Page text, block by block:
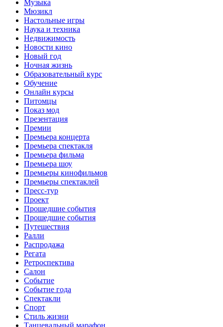
Музыка
Мюзикл
Настольные игры
Наука и техника
Недвижимость
Новости кино
Новый год
Ночная жизнь
Образовательный курс
Обучение
Онлайн курсы
Питомцы
Показ мод
Презентация
Премии
Премьера концерта
Премьера спектакля
Премьера фильма
Премьера шоу
Премьеры кинофильмов
Премьеры спектаклей
Пресс-тур
Проект
Прошедшие события
Прошедшие события
Путешествия
Ралли
Распродажа
Регата
Ретроспектива
Салон
Событие
Событие года
Спектакли
Спорт
Стиль жизни